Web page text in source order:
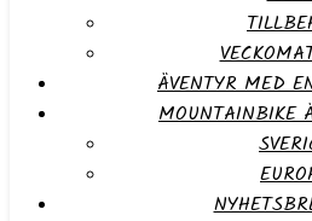
ÄVENTYR MED
MOUNTAINBIKE